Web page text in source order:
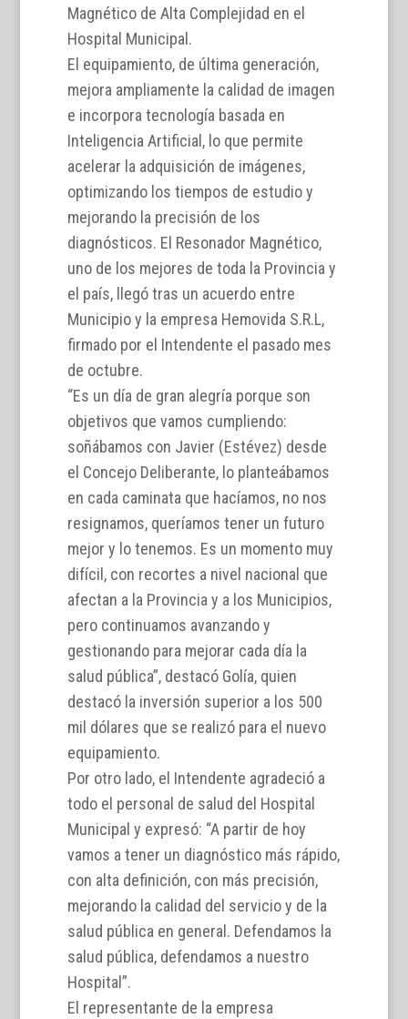
Magnético de Alta Complejidad en el
Hospital Municipal.
El equipamiento, de última generación,
mejora ampliamente la calidad de imagen
e incorpora tecnología basada en
Inteligencia Artificial, lo que permite
acelerar la adquisición de imágenes,
optimizando los tiempos de estudio y
mejorando la precisión de los
diagnósticos. El Resonador Magnético,
uno de los mejores de toda la Provincia y
el país, llegó tras un acuerdo entre
Municipio y la empresa Hemovida S.R.L,
firmado por el Intendente el pasado mes
de octubre.
“Es un día de gran alegría porque son
objetivos que vamos cumpliendo:
soñábamos con Javier (Estévez) desde
el Concejo Deliberante, lo planteábamos
en cada caminata que hacíamos, no nos
resignamos, queríamos tener un futuro
mejor y lo tenemos. Es un momento muy
difícil, con recortes a nivel nacional que
afectan a la Provincia y a los Municipios,
pero continuamos avanzando y
gestionando para mejorar cada día la
salud pública”, destacó Golía, quien
destacó la inversión superior a los 500
mil dólares que se realizó para el nuevo
equipamiento.
Por otro lado, el Intendente agradeció a
todo el personal de salud del Hospital
Municipal y expresó: “A partir de hoy
vamos a tener un diagnóstico más rápido,
con alta definición, con más precisión,
mejorando la calidad del servicio y de la
salud pública en general. Defendamos la
salud pública, defendamos a nuestro
Hospital”.
El representante de la empresa